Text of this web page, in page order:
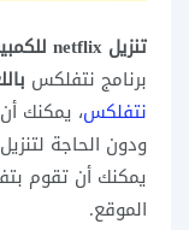
تنزيل netflix للكمبيوتر :
برنامج نتفلكس
نتفلكس، يمكنك
ودون الحاجة لتنزيل
يمكنك أن تقوم
الموقع.